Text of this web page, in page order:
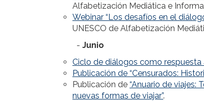
Alfabetización Mediática e
Webinar “Los desafíos en el
UNESCO de Alfabetización
- Junio
Ciclo de diálogos como respuesta
Publicación de “Censurados:
Publicación de “Anuario de viajes:
nuevas formas de viajar”.